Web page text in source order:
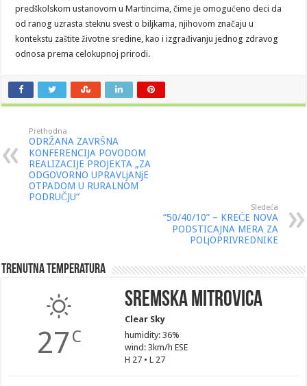
predškolskom ustanovom u Martincima, čime je omogućeno deci da
od ranog uzrasta steknu svest o biljkama, njihovom značaju u
kontekstu zaštite životne sredine, kao i izgrađivanju jednog zdravog
odnosa prema celokupnoj prirodi.
Prethodna
ODRŽANA ZAVRŠNA
KONFERENCIJA POVODOM
REALIZACIJE PROJEKTA „ZA
ODGOVORNO UPRAVLjANjE
OTPADOM U RURALNOM
PODRUČJU“
Sledeća
“50/40/10” – KREĆE NOVA
PODSTICAJNA MERA ZA
POLjOPRIVREDNIKE
Trenutna Temperatura
27 C
Sremska Mitrovica
Clear Sky
humidity: 36%
wind: 3km/h ESE
H 27 • L 27